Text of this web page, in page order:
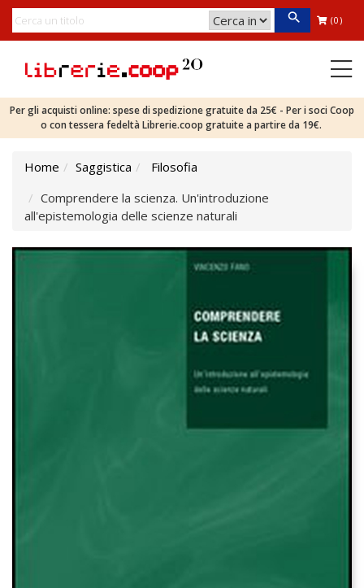
(0)
Per gli acquisti online: spese di spedizione gratuite da 25€ - Per i soci Coop
o con tessera fedeltà Librerie.coop gratuite a partire da 19€.
Home Saggistica
Filosofia
Comprendere la scienza. Un'introduzione
all'epistemologia delle scienze naturali